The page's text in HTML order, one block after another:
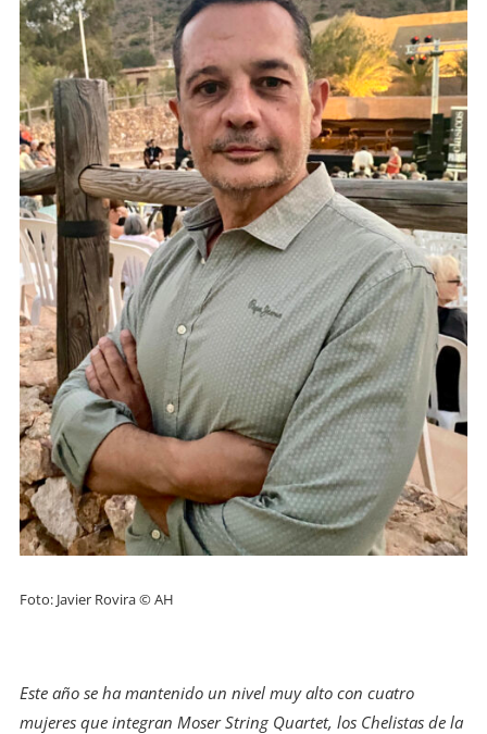
Foto: Javier Rovira © AH
Este año se ha mantenido un nivel muy alto con cuatro
mujeres que integran Moser String Quartet, los Chelistas de la